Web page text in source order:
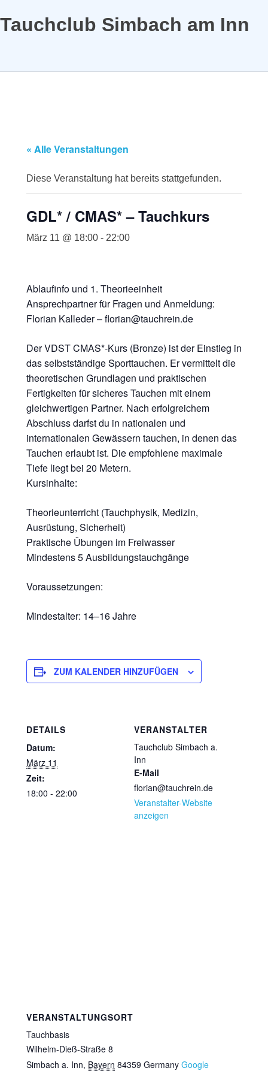
Tauchclub Simbach am Inn
« Alle Veranstaltungen
Diese Veranstaltung hat bereits stattgefunden.
GDL* / CMAS* – Tauchkurs
März 11 @ 18:00 - 22:00
Ablaufinfo und 1. Theorieeinheit
Ansprechpartner für Fragen und Anmeldung:
Florian Kalleder – florian@tauchrein.de
Der VDST CMAS*-Kurs (Bronze) ist der Einstieg in
das selbstständige Sporttauchen. Er vermittelt die
theoretischen Grundlagen und praktischen
Fertigkeiten für sicheres Tauchen mit einem
gleichwertigen Partner. Nach erfolgreichem
Abschluss darfst du in nationalen und
internationalen Gewässern tauchen, in denen das
Tauchen erlaubt ist. Die empfohlene maximale
Tiefe liegt bei 20 Metern.
Kursinhalte:
Theorieunterricht (Tauchphysik, Medizin,
Ausrüstung, Sicherheit)
Praktische Übungen im Freiwasser
Mindestens 5 Ausbildungstauchgänge
Voraussetzungen:
Mindestalter: 14–16 Jahre
ZUM KALENDER HINZUFÜGEN
DETAILS
Datum:
März 11
Zeit:
18:00 - 22:00
VERANSTALTER
Tauchclub Simbach a.
Inn
E-Mail
florian@tauchrein.de
Veranstalter-Website
anzeigen
VERANSTALTUNGSORT
Tauchbasis
Wilhelm-Dieß-Straße 8
Simbach a. Inn, Bayern 84359 Germany Google